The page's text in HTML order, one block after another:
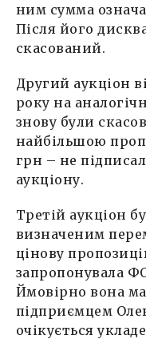
ним сумма
Після його
скасований.
Другий аукціон
року на
знову були
найбільшою
грн – не
аукціону.
Третій аукціон
визначеним
цінову
запропонувала
Ймовірно вона
підприємцем
очікується